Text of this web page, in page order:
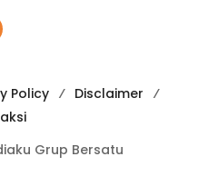
Policy
Disclaimer
Grup Bersatu